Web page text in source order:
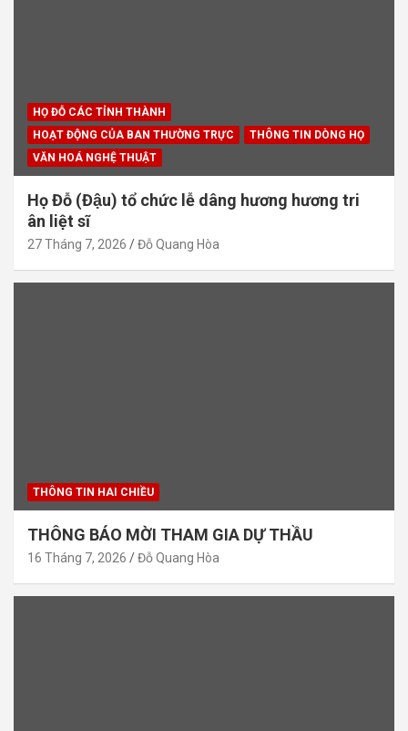
HỌ ĐỖ CÁC TỈNH THÀNH
HOẠT ĐỘNG CỦA BAN THƯỜNG TRỰC
THÔNG TIN DÒNG HỌ
VĂN HOÁ NGHỆ THUẬT
Họ Đỗ (Đậu) tổ chức lễ dâng hương hương tri
ân liệt sĩ
27 Tháng 7, 2026 Đỗ Quang Hòa
THÔNG TIN HAI CHIỀU
THÔNG BÁO MỜI THAM GIA DỰ THẦU
16 Tháng 7, 2026 Đỗ Quang Hòa